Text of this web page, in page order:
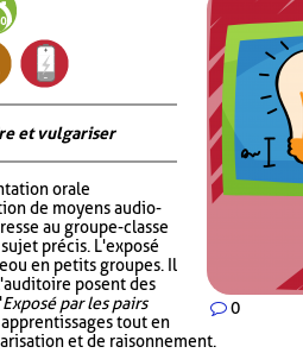
0
et vulgariser
orale
de moyens audio-
au groupe-classe
précis. L'exposé
ou en petits groupes. Il
posent des
Exposé par les pairs
tout en
et de raisonnement.